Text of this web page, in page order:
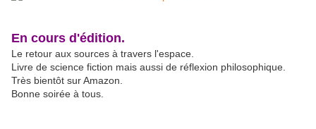
En cours d'édition.
Le retour aux sources à travers l'espace.
Livre de science fiction mais aussi de réflexion philosophique.
Très bientôt sur Amazon.
Bonne soirée à tous.